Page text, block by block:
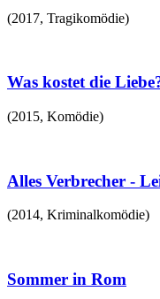
(2017, Tragikomödie)
Was kostet die
(2015, Komödie)
Alles Verbrecher -
(2014, Kriminalkomödie)
Sommer in Rom